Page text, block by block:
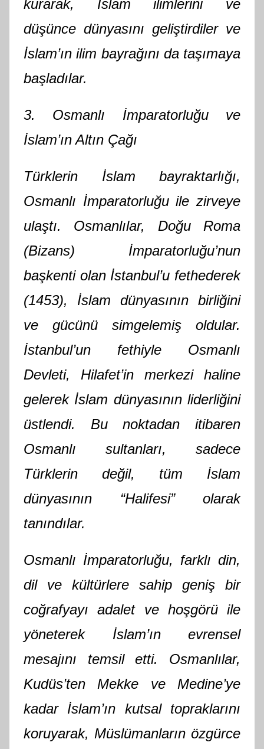
kurarak, İslam ilimlerini ve
düşünce dünyasını geliştirdiler ve
İslam’ın ilim bayrağını da taşımaya
başladılar.
3. Osmanlı İmparatorluğu ve
İslam’ın Altın Çağı
Türklerin İslam bayraktarlığı,
Osmanlı İmparatorluğu ile zirveye
ulaştı. Osmanlılar, Doğu Roma
(Bizans) İmparatorluğu’nun
başkenti olan İstanbul’u fethederek
(1453), İslam dünyasının birliğini
ve gücünü simgelemiş oldular.
İstanbul’un fethiyle Osmanlı
Devleti, Hilafet’in merkezi haline
gelerek İslam dünyasının liderliğini
üstlendi. Bu noktadan itibaren
Osmanlı sultanları, sadece
Türklerin değil, tüm İslam
dünyasının “Halifesi” olarak
tanındılar.
Osmanlı İmparatorluğu, farklı din,
dil ve kültürlere sahip geniş bir
coğrafyayı adalet ve hoşgörü ile
yöneterek İslam’ın evrensel
mesajını temsil etti. Osmanlılar,
Kudüs’ten Mekke ve Medine’ye
kadar İslam’ın kutsal topraklarını
koruyarak, Müslümanların özgürce